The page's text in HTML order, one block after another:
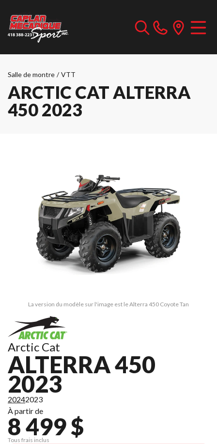
Salle de montre / VTT
ARCTIC CAT ALTERRA
450 2023
La version du modèle sur l'image est le Alterra 450 Coyote Tan
Arctic Cat
ALTERRA 450
2023
20242023
À partir de
8 499 $
Tous frais inclus